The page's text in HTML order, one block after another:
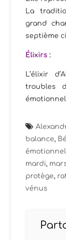
La
grand
septième
Élixirs :
L’élixir
troubles
balance,
émotionnel
mardi,
protège,
vénus